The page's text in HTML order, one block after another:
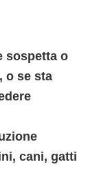
sospetta o
o se sta
cani, gatti